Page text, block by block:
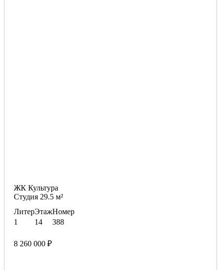
ЖК Культура
Студия 29.5 м²
Литер
1
Этаж
14
Номер
388
8 260 000 ₽